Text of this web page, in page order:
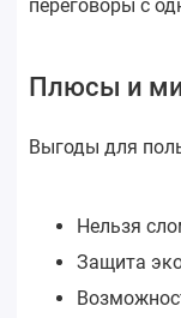
переговоры с
Плюсы и
Выгоды для
Нельзя
Защита